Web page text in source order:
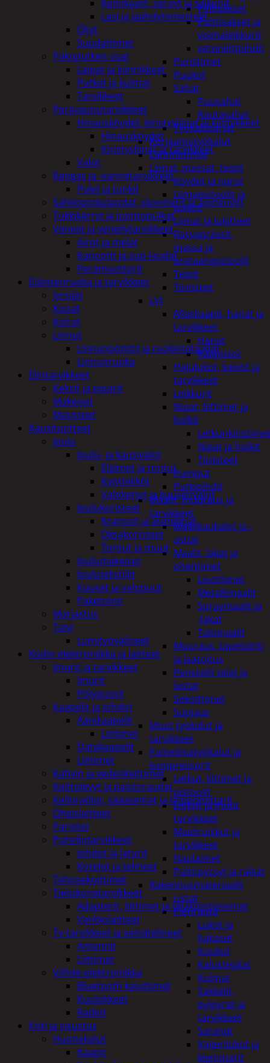
Peltisakset
Pulttisakset ja
voimaleikkurit
vetoniittipihdit
Puristimet
Puukot
Sahat
Puusahat
Rautasahat
Työkalusarjat
Korjaamotyökalut
Lämmittimet
Liimat, massat, teipit
Köydet ja narut
Liimapistoolit ja
puikot
Liimat ja lukitteet
Rasvaprässit,
massa ja
uretaanipistoolit
Teipit
Tiivisteet
LVI
Allaskaapit, hanat ja
tarvikkeet
Hanat
Kaapistot
Hajulukot, kaivot ja
tarvikkeet
Leikkurit
Nipat, liittimet ja
holkit
Nipat ja holkit
Tiivisteet
Pumput
Putkipihdit
Maalit, muuraus ja
tarvikkeet
Maalikaukalot ja -
astiat
Maalit, lakat ja
ohentimet
Liuottimet
Metallimaalit
Spraymaalit ja
-lakat
Talomaalit
Muuraus, tapetointi
ja laatoitus
Pensselit telat ja
lastat
Sekoittimet
Suojaus
Muut työkalut ja
tarvikkeet
Paineilmatyökalut ja
kompressorit
Letkut, liittimet ja
pistoolit
Letkut ja muut
tarvikkeet
Maaliruiskut ja
tarvikkeet
Naulaimet
Pulttipyssyt ja räikät
Rakennusmateriaalit
Listat
Pienrauta
Lukot ja
hakaset
Koukut
Kalustejalat
Kulmat
Sakkelit,
pylpyrät ja
tarvikkeet
Saranat
Vaijerilukot ja
klemmarit
Kemikaalit, sprayt ja silikonit
Lasi ja jäähdytinnesteet
Öljyt
Suodattimet
Pakoputken osat
Laipat ja kiinnikkeet
Putket ja kulmat
Tarvikkeet
Perävaunutarvikkeet
Hinausköydet, kiristysliinat ja kiinnikkeet
Hinausköydet
Kiristysliinat ja tarvikkeet
Valot
Rengas ja -vannetarvikkeet
Pukit ja tunkit
Sähköpotkulaudat, skootterit ja ajoneuvot
Tukkikärryt ja juontopulkat
Veneet ja veneilytarvikkeet
Airot ja melat
Kanootit ja sup-laudat
Perämoottorit
Eläintenruoka ja tarvikkeet
Jyrsijät
Kissat
Koirat
Linnut
Linnunpöntöt ja ruokintalaudat
Linnunruoka
Elintarvikkeet
Keksit ja piparit
Makeiset
Mausteet
Kausituotteet
Joulu
Joulu- ja kausivalot
Eläimet ja tontut
Kyntteliköt
Valoketjut ja kuusenvalot
Joulukoristeet
Kranssit ja asetelmat
Oksakoristeet
Tontut ja muut
Joulumakeiset
Joulutekstiilit
Kuuset ja valopuut
Paketointi
Marjastus
Talvi
Lumityövälineet
Kodin elektroniikka ja laitteet
Imurit ja tarvikkeet
Imurit
Pölypussit
Kaapelit ja johdot
Äänikaapelit
Liittimet
Datakaapelit
Liittimet
Kahvin ja vedenkeittimet
Keittolevyt ja paistoraudat
Kelloradiot, sääasemat ja lämpömittarit
Oheislaitteet
Paristot
Puhelintarvikkeet
Johdot ja laturit
Kotelot ja telineet
Tehosekoittimet
Tietokonetarvikkeet
Adapterit, liittimet ja telakointiasemat
Verkkolaitteet
Tv-tarvikkeet ja seinätelineet
Antennit
Liittimet
Viihde-elektroniikka
Bluetooth kaiuttimet
Kuulokkeet
Radiot
Koti ja sisustus
Huonekalut
Kaapit